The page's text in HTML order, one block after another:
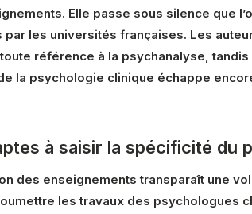
Elle passe sous silence que
les universités françaises. Les
référence à la psychanalyse,
la psychologie clinique échappe
à saisir la spécificité du
des enseignements transparaît une
les travaux des psychologues